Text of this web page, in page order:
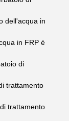
dell'acqua in
in FRP è
di
trattamento
trattamento